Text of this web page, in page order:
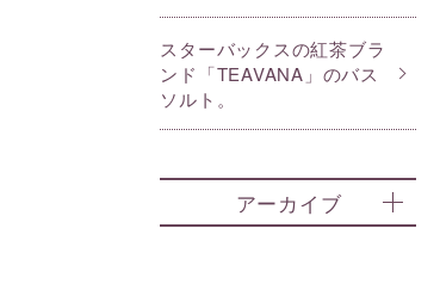
スターバックスの紅茶ブラ
ンド「TEAVANA」のバス
ソルト。
アーカイブ